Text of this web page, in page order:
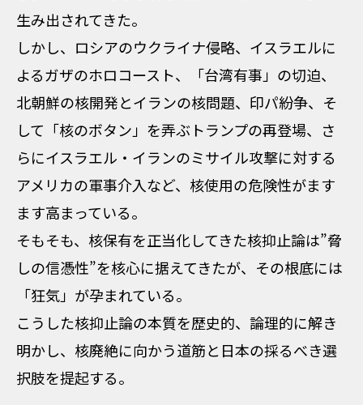
生み出されてきた。
しかし、ロシアのウクライナ侵略、イスラエルに
よるガザのホロコースト、「台湾有事」の切迫、
北朝鮮の核開発とイランの核問題、印パ紛争、そ
して「核のボタン」を弄ぶトランプの再登場、さ
らにイスラエル・イランのミサイル攻撃に対する
アメリカの軍事介入など、核使用の危険性がます
ます高まっている。
そもそも、核保有を正当化してきた核抑止論は”脅
しの信憑性”を核心に据えてきたが、その根底には
「狂気」が孕まれている。
こうした核抑止論の本質を歴史的、論理的に解き
明かし、核廃絶に向かう道筋と日本の採るべき選
択肢を提起する。